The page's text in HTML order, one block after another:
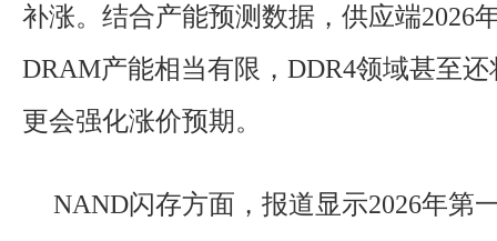
补涨。结合产能预测数据，供应端2026
DRAM产能相当有限，DDR4领域甚至
更会强化涨价预期。
NAND闪存方面，报道显示2026年第